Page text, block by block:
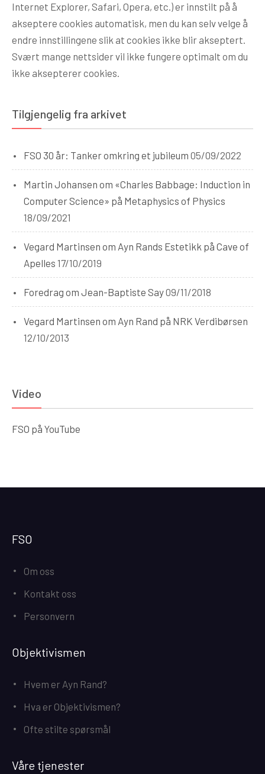
Internet Explorer, Safari, Opera, etc.) er innstilt på å
akseptere cookies automatisk, men du kan selv velge å
endre innstillingene slik at cookies ikke blir akseptert.
Svært mange nettsider vil ikke fungere optimalt om du
ikke aksepterer cookies.
Tilgjengelig fra arkivet
FSO 30 år: Tanker omkring et jubileum 05/09/2022
Martin Johansen om «Charles Babbage: Induction in
Computer Science» på Metaphysics of Physics
18/09/2021
Vegard Martinsen om Ayn Rands Estetikk på Cave of
Apelles 17/10/2019
Foredrag om Jean-Baptiste Say09/11/2018
Vegard Martinsen om Ayn Rand på NRK Verdibørsen
12/10/2013
Video
FSO på YouTube
FSO
Om oss
Kontakt oss
Personvern
Objektivismen
Hvem er Ayn Rand?
Hva er Objektivismen?
Ofte stilte spørsmål
Våre tjenester